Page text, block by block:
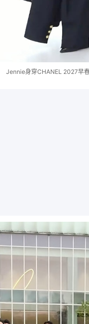
Jennie身穿CHANEL 2027早